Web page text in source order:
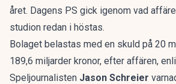
året. Dagens PS gick igenom vad
studion redan i höstas.
Bolaget belastas med en skuld på 20
189,6 miljarder kronor, efter affären,
Speljournalisten Jason Schreier